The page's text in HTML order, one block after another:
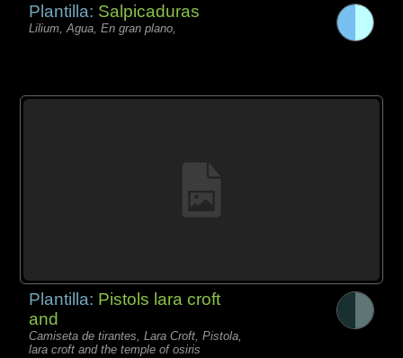
Plantilla: Salpicaduras
Lilium, Agua, En gran plano,
Plantilla: Pistols lara croft
and
Camiseta de tirantes, Lara Croft, Pistola,
lara croft and the temple of osiris